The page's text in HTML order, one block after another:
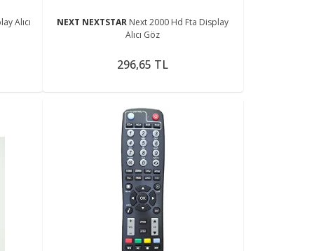
Alıcı NEXT NEXTSTAR Next 2000 Hd Fta Display
Alıcı Göz
296,65 TL